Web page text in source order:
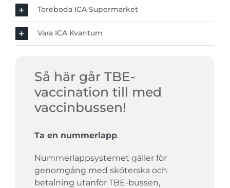
Töreboda ICA Supermarket
Vara ICA Kvantum
Så här går TBE-
vaccination till med
vaccinbussen!
Ta en nummerlapp.
Nummerlappsystemet gäller för
genomgång med sköterska och
betalning utanför TBE-bussen,